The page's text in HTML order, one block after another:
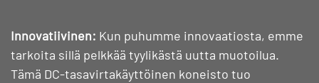
Innovatiivinen: Kun puhumme innovaatiosta, emme
tarkoita sillä pelkkää tyylikästä uutta muotoilua.
Tämä DC-tasavirtakäyttöinen koneisto tuo